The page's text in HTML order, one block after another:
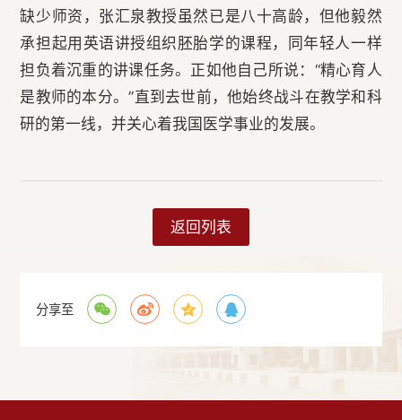
缺少师资，张汇泉教授虽然已是八十高龄，但他毅然
承担起用英语讲授组织胚胎学的课程，同年轻人一样
担负着沉重的讲课任务。正如他自己所说：“精心育人
是教师的本分。”直到去世前，他始终战斗在教学和科
研的第一线，并关心着我国医学事业的发展。
返回列表
分享至